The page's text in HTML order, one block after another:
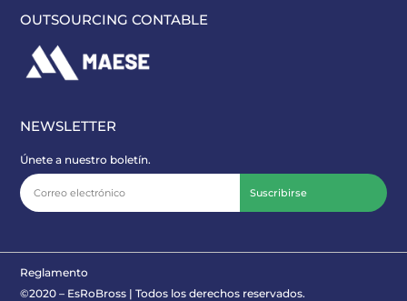
OUTSOURCING CONTABLE
NEWSLETTER
Únete a nuestro boletín.
Suscribirse
Reglamento
©2020 – EsRoBross | Todos los derechos reservados.